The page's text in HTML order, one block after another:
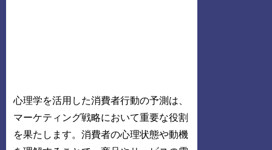
心理学を活用した消費者行動の予測は、
マーケティング戦略において重要な役割
を果たします。消費者の心理状態や動機